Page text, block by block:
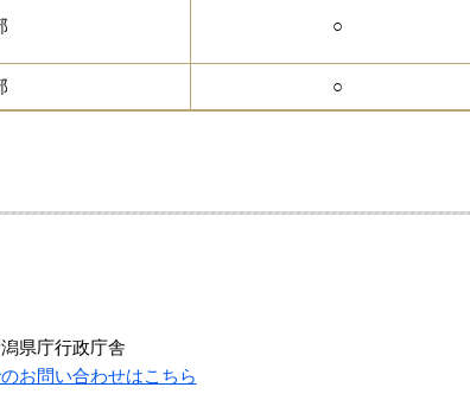
○
○
県庁行政庁舎
お問い合わせはこちら